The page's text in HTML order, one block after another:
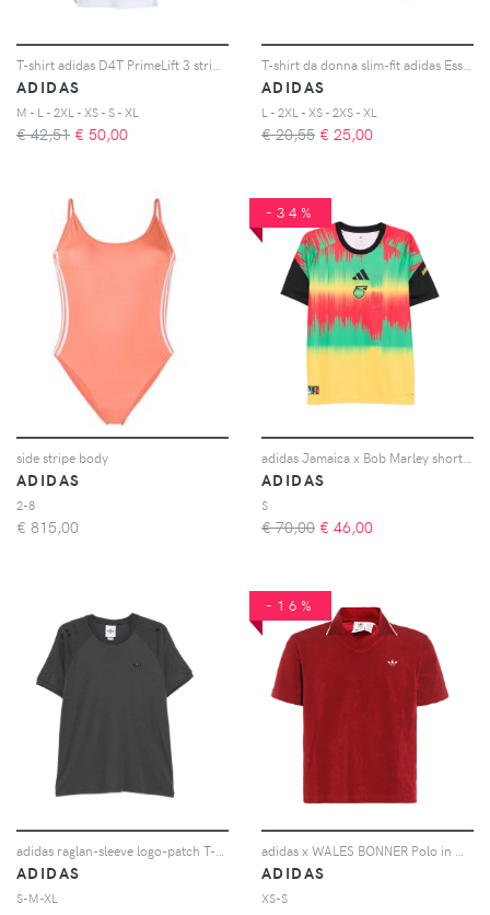
ADIDAS
M - L - 2XL - XS - S - XL
€ 42,51 € 50,00
ADIDAS
L - 2XL - XS - 2XS - XL
€ 20,55 € 25,00
side stripe body
ADIDAS
2-8
€ 815,00
-34%
ADIDAS
S
€ 70,00 € 46,00
ADIDAS
S-M-XL
-16%
ADIDAS
XS-S